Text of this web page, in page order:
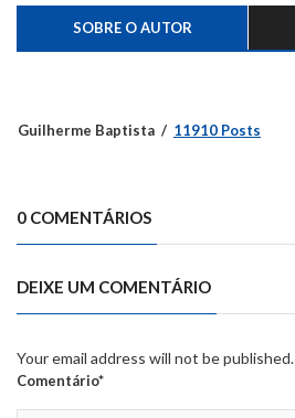
SOBRE O AUTOR
Guilherme Baptista 11910 Posts
0 COMENTÁRIOS
DEIXE UM COMENTÁRIO
Your email address will not be published.
Comentário*